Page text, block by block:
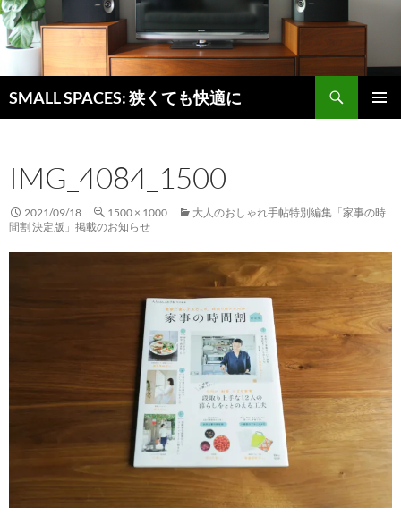
SMALL SPACES: 狭くても快適に
索
ン
ツ
へ
ス
IMG_4084_1500
2021/09/18 1500 × 1000
大人のおしゃれ手帖特別編集「家事の時
間割 決定版」掲載のお知らせ